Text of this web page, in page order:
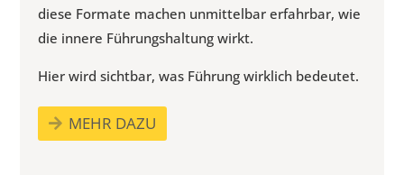
diese Formate machen unmittelbar erfahrbar, wie
die innere Führungshaltung wirkt.
Hier wird sichtbar, was Führung wirklich bedeutet.
MEHR DAZU